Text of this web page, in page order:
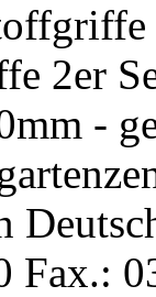
Fax.: